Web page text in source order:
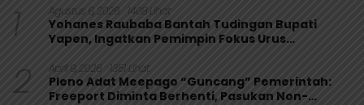
1 Agustus 6, 2026 1408 Lihat
Yohanes Raubaba Bantah Tudingan Bupati
Yapen, Ingatkan Pemimpin Fokus Urus
2 April 9, 2026 1351 Lihat
Pleno Adat Meepago “Guncang” Pemerintah:
Freeport Diminta Berhenti, Pasukan Non-